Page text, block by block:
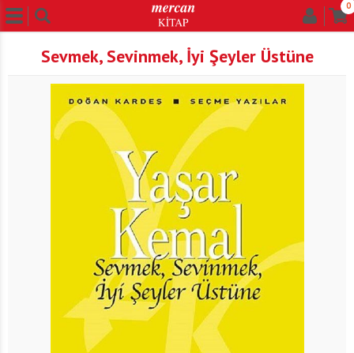
0
Sevmek, Sevinmek, İyi Şeyler Üstüne